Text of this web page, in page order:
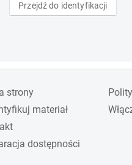
Przejdź do identyfikacji
strony
materiał
dostępności